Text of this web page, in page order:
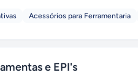
Acessórios para Ferramentaria
e EPI's